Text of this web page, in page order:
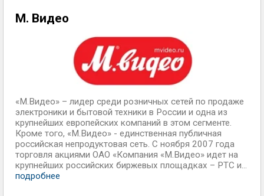
М. Видео
«М.Видео» – лидер среди розничных сетей по продаже
электроники и бытовой техники в России и одна из
крупнейших европейских компаний в этом сегменте.
Кроме того, «М.Видео» - единственная публичная
российская непродуктовая сеть. С ноября 2007 года
торговля акциями ОАО «Компания «М.Видео» идет на
крупнейших российских биржевых площадках – РТС и...
подробнее